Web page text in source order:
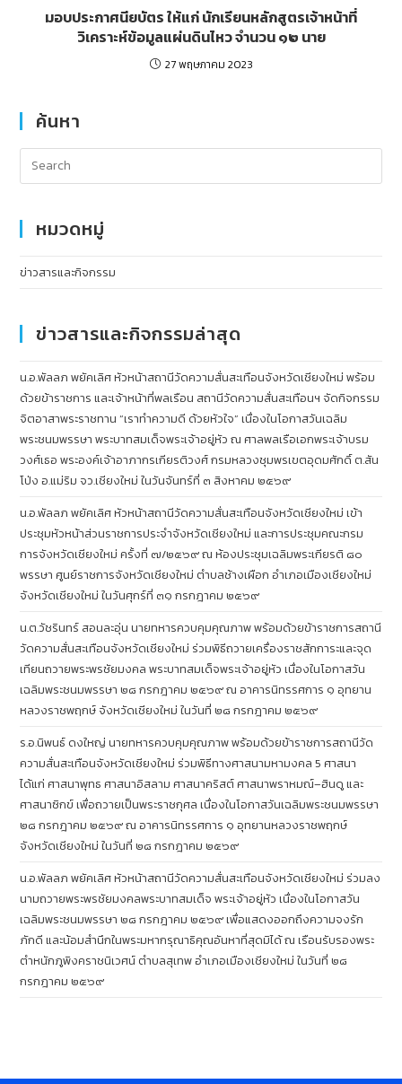
มอบประกาศนียบัตร ให้แก่ นักเรียนหลักสูตรเจ้าหน้าที่
วิเคราะห์ข้อมูลแผ่นดินไหว จำนวน ๑๒ นาย
27 พฤษภาคม 2023
ค้นหา
หมวดหมู่
ข่าวสารและกิจกรรม
ข่าวสารและกิจกรรมล่าสุด
น.อ.พัลลภ พยัคเลิศ หัวหน้าสถานีวัดความสั่นสะเทือนจังหวัดเชียงใหม่ พร้อม
ด้วยข้าราชการ และเจ้าหน้าที่พลเรือน สถานีวัดความสั่นสะเทือนฯ จัดกิจกรรม
จิตอาสาพระราชทาน “เราทำความดี ด้วยหัวใจ” เนื่องในโอกาสวันเฉลิม
พระชนมพรรษา พระบาทสมเด็จพระเจ้าอยู่หัว ณ ศาลพลเรือเอกพระเจ้าบรม
วงศ์เธอ พระองค์เจ้าอาภากรเกียรติวงศ์ กรมหลวงชุมพรเขตอุดมศักดิ์ ต.สัน
โป่ง อ.แม่ริม จว.เชียงใหม่ ในวันจันทร์ที่ ๓ สิงหาคม ๒๕๖๙
น.อ.พัลลภ พยัคเลิศ หัวหน้าสถานีวัดความสั่นสะเทือนจังหวัดเชียงใหม่ เข้า
ประชุมหัวหน้าส่วนราชการประจำจังหวัดเชียงใหม่ และการประชุมคณะกรม
การจังหวัดเชียงใหม่ ครั้งที่ ๗/๒๕๖๙ ณ ห้องประชุมเฉลิมพระเกียรติ ๘๐
พรรษา ศูนย์ราชการจังหวัดเชียงใหม่ ตำบลช้างเผือก อำเภอเมืองเชียงใหม่
จังหวัดเชียงใหม่ ในวันศุกร์ที่ ๓๑ กรกฎาคม ๒๕๖๙
น.ต.วัชรินทร์ สอนละอุ่น นายทหารควบคุมคุณภาพ พร้อมด้วยข้าราชการสถานี
วัดความสั่นสะเทือนจังหวัดเชียงใหม่ ร่วมพิธีถวายเครื่องราชสักการะและจุด
เทียนถวายพระพรชัยมงคล พระบาทสมเด็จพระเจ้าอยู่หัว เนื่องในโอกาสวัน
เฉลิมพระชนมพรรษา ๒๘ กรกฎาคม ๒๕๖๙ ณ อาคารนิทรรศการ ๑ อุทยาน
หลวงราชพฤกษ์ จังหวัดเชียงใหม่ ในวันที่ ๒๘ กรกฎาคม ๒๕๖๙
ร.อ.นิพนธ์ ดงใหญ่ นายทหารควบคุมคุณภาพ พร้อมด้วยข้าราชการสถานีวัด
ความสั่นสะเทือนจังหวัดเชียงใหม่ ร่วมพิธีทางศาสนามหามงคล 5 ศาสนา
ได้แก่ ศาสนาพุทธ ศาสนาอิสลาม ศาสนาคริสต์ ศาสนาพราหมณ์–ฮินดู และ
ศาสนาซิกข์ เพื่อถวายเป็นพระราชกุศล เนื่องในโอกาสวันเฉลิมพระชนมพรรษา
๒๘ กรกฎาคม ๒๕๖๙ ณ อาคารนิทรรศการ ๑ อุทยานหลวงราชพฤกษ์
จังหวัดเชียงใหม่ ในวันที่ ๒๘ กรกฎาคม ๒๕๖๙
น.อ.พัลลภ พยัคเลิศ หัวหน้าสถานีวัดความสั่นสะเทือนจังหวัดเชียงใหม่ ร่วมลง
นามถวายพระพรชัยมงคลพระบาทสมเด็จ พระเจ้าอยู่หัว เนื่องในโอกาสวัน
เฉลิมพระชนมพรรษา ๒๘ กรกฎาคม ๒๕๖๙ เพื่อแสดงออกถึงความจงรัก
ภักดี และน้อมสำนึกในพระมหากรุณาธิคุณอันหาที่สุดมิได้ ณ เรือนรับรองพระ
ตำหนักภูพิงคราชนิเวศน์ ตำบลสุเทพ อำเภอเมืองเชียงใหม่ ในวันที่ ๒๘
กรกฎาคม ๒๕๖๙